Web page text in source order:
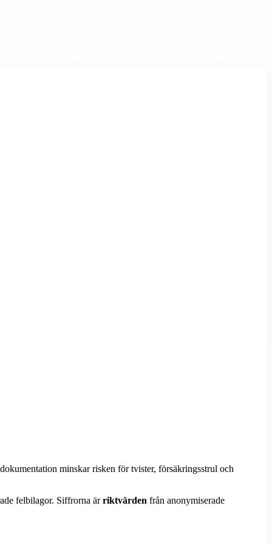
minskar risken för tvister, försäkringsstrul och
felbilagor. Siffrorna ärriktvärden från anonymiserade